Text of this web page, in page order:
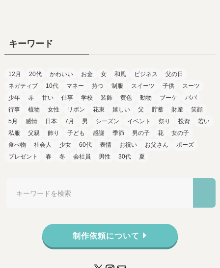
キーワード
12月 20代 かわいい お金 女 和風 ビジネス
父の日
ネガティブ
10代 マネー 持つ 制服 スイーツ 子供
スーツ
少年
赤 甘い 仕事 学校 装飾 黄色 動物 ブーケ
パパ
行事
植物 女性 リボン 花束 嬉しい 父 貯蓄 財産
笑顔
5月
感情 日本 7月 男 シーズン イベント 祭り 投資
若い
私服
父親 飾り 子ども 感謝 季節 男の子 花
女の子
食べ物
社会人 少女 60代 表情 お祝い お父さん
ポーズ
プレゼント
春 冬 会社員 男性 30代 夏
制作依頼について